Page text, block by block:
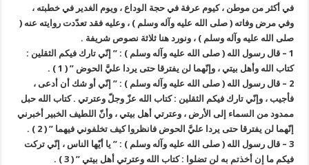
في أكثر من موطن ، كيوم عرفة في حجة الوداع ، ويوم الغدير في خطبته ،
وفي مرض وفاته ( صلى الله عليه وآله وسلم ) ، وعليه فقد تعدّدت روايته عنه (
صلى الله عليه وآله وسلم ) ، ونورد هنا ثلاثة نصوص شريفة .
1 – قال رسول الله ( صلى الله عليه وآله وسلم ) : ” إنّي تارك فيكم الثقلين :
كتاب الله وأهل بيتي ، وإنّهما لن يفترقا حتى يردا عليَّ الحوض ” ( 1 ) .
2 – قال رسول الله ( صلى الله عليه وآله وسلم ) : ” إنّي أو شك أن أدعى ،
فأجيب ، وإنّي تارك فيكم الثقلين : كتاب الله عزّ وجلّ وعترتي . كتاب الله حبل
ممدود من السماء إلى الأرض ، وعترتي أهل بيتي ، وأنّ اللطيف الخبير أخبرني
إنّهما لن يفترقا حتى يردا عليَّ الحوض فانظروا كيف تخلفوني فيهما ” ( 2 ) .
3 – قال رسول الله ( صلى الله عليه وآله وسلم ) : ” يا أيّها الناس ، إنّي تركت
فيكم ما إن أخذتم به لن تضلوا : كتاب الله وعترتي أهل بيتي ” ( 3 ) .